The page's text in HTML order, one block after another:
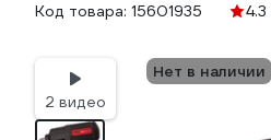
Код товара: 15601935 4.3
2 видео
Нет в наличии